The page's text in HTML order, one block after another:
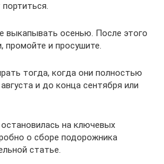
выкапывать осенью. После этого
промойте и просушите.
тогда, когда они полностью
и до конца сентября или
на ключевых
о сборе подорожника
статье.